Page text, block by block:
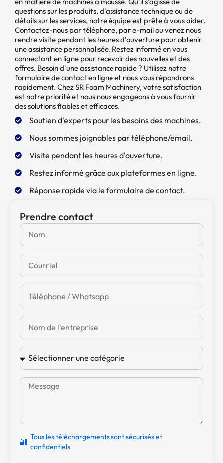
de commande et les matières sont pompées
par des canalisations jusqu'à la tête de
mélange. Après le mélange, le matériau passe
dans le four où il durcit lentement pendant
environ 2 à 5 minutes et se transforme en
mousse. La mousse est ensuite acheminée vers
la machine de découpe, où elle est coupée à la
taille voulue.
questions sur les produits, d'assistance technique ou de
détails sur les services, notre équipe est prête à vous aider.
Contactez-nous par téléphone, par e-mail ou venez nous
rendre visite pendant les heures d'ouverture pour obtenir
une assistance personnalisée. Restez informé en vous
connectant en ligne pour recevoir des nouvelles et des
offres. Besoin d'une assistance rapide ? Utilisez notre
formulaire de contact en ligne et nous vous répondrons
rapidement. Chez SR Foam Machinery, votre satisfaction
est notre priorité et nous nous engageons à vous fournir
des solutions fiables et efficaces.
Soutien d'experts pour les besoins des machines.
Nous sommes joignables par téléphone/email.
Visite pendant les heures d'ouverture.
Restez informé grâce aux plateformes en ligne.
Réponse rapide via le formulaire de contact.
Prendre contact
🔐 Tous les téléchargements sont sécurisés et
confidentiels